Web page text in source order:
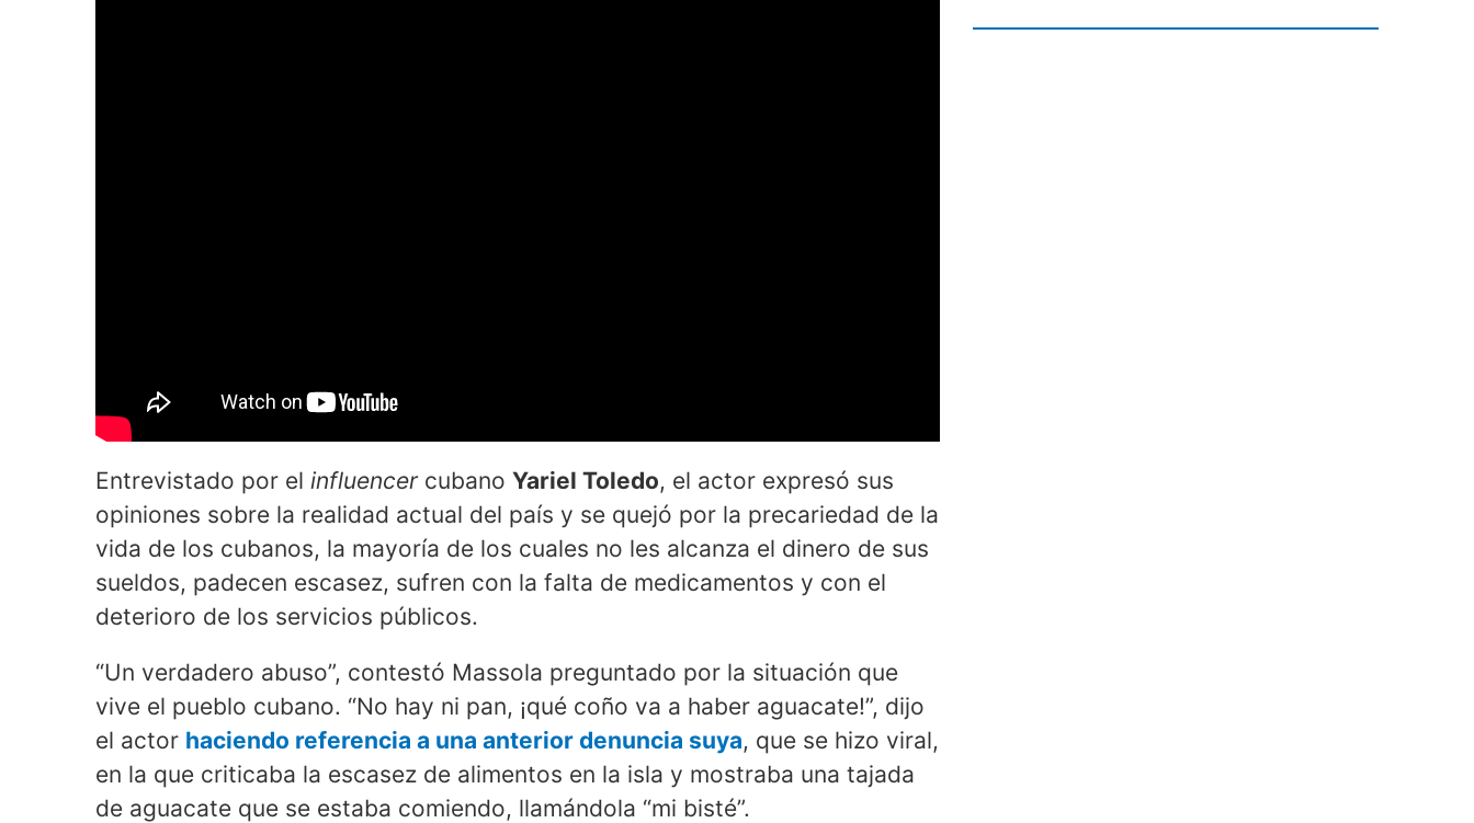
Entrevistado por el influencer cubano Yariel Toledo, el actor expresó sus
opiniones sobre la realidad actual del país y se quejó por la precariedad de la
vida de los cubanos, la mayoría de los cuales no les alcanza el dinero de sus
sueldos, padecen escasez, sufren con la falta de medicamentos y con el
deterioro de los servicios públicos.
“Un verdadero abuso”, contestó Massola preguntado por la situación que
vive el pueblo cubano. “No hay ni pan, ¡qué coño va a haber aguacate!”, dijo
el actor haciendo referencia a una anterior denuncia suya, que se hizo viral,
en la que criticaba la escasez de alimentos en la isla y mostraba una tajada
de aguacate que se estaba comiendo, llamándola “mi bisté”.